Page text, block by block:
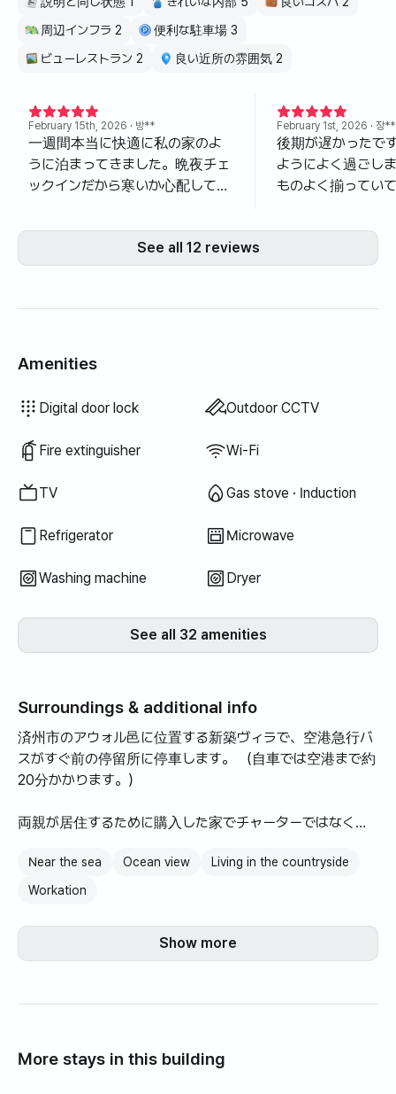
周辺インフラ 2
便利な駐車場 3
ビューレストラン 2
良い近所の雰囲気 2
February 15th, 2026 · 방**
一週間本当に快適に私の家のよ
うに泊まってきました。晩夜チェ
ックインだから寒いか心配してい
てあまりにも暖かく入室しまし
た。いろんなレビューで見たよう
に、本当にないことなく全部あり
「こんなことない」と思っていたの
と楽で、もっと家のように感じら
庫に用意してくださった味噌と醤
油は本当に最高でした。実は家で
ご飯を食べる計画を立てていませ
んでした。必要ならラーメンくら
い煮込んで食べるつもりだったの
に、ホスト様がおばあちゃんが直
接漬けた味噌なのに味噌チゲ煮て
食べたら美味しいだろうとオスス
メをして食べましたが、嘘ひとつ
も保たずにとても美味しかった
メニューをもう一度食べた。味噌
チゲイチオシ！ 私は朝に煮込ん
慮で一週間とても楽に、そして楽
しくよく休んでいきます。感謝の
意で最大限に留まった跡を残さず
に来ました。いつも幸せで健康的
February 1st, 2026 · 장**
後期が遅かったで
ようによく過ごし
ものよく揃ってい
た。毎年済州サル
近く、海まで散歩
があって楽でした
あります。歩くの
ません。ワードロ
See all 12 reviews
Amenities
Digital door lock Outdoor CCTV
Fire extinguisher Wi-Fi
TV Gas stove · Induction
Refrigerator Microwave
Washing machine Dryer
Bedding provided
Air conditioner
Dining table & chairs
Wardrobe
Sofa
Desk
Unavailable:
Key lock
Unavailable:
Security office · Guard
Unavailable:
Shared gas stove · Induction
Unavailable:
Shared refrigerator
Unavailable:
Shared microwave
Unavailable:
Shared washing machine
Unavailable:
Shared dryer
Unavailable:
Extra bedding available
Unavailable:
Boiler (city gas)
Bidet
Hair dryer
Dish cloth
Scrub sponge
Vacuum cleaner
Electric kettle
Rice cooker
Cooking tools (board, knife, scissors, etc.)
Pots & pans
Basic tableware (bowls, cups, etc.)
Elevator
Clothing rack
Fan
LPG gas
Wired internet
Drying rack
Unavailable: Bathtub
Unavailable: Filtered showerhead
Unavailable: Body wash
Unavailable: Shampoo · Conditioner
Unavailable: Soap
Unavailable: Toilet paper
Unavailable: Toothbrush
Unavailable: Toothpaste
Unavailable: Towels
Unavailable: Topper · Foldable mattress
Unavailable: Blinds
Unavailable: Blackout curtains
Unavailable: Broom
Unavailable: Laundry detergent
Unavailable: Fabric softener
Unavailable: Dish soap
Unavailable: Food waste bags
Unavailable: Trash bags
Unavailable: Outdoor BBQ
Unavailable: Free fitness center
Unavailable: Swimming pool
Unavailable: Free shared sauna
Unavailable: Spa · Whirlpool
Unavailable: Jacuzzi · Hinoki bath
Unavailable: Terrace
Unavailable: Floor dining table
Unavailable: Sofa bed
Unavailable: Electric boiler
Unavailable: Kerosene heating
Unavailable: Renewable energy
Unavailable: Projector
Unavailable: Iron
Unavailable: Washer-dryer combo
See all 32 amenities
Surroundings & additional info
済州市のアウォル邑に位置する新築ヴィラで、空港急行バ
スがすぐ前の停留所に停車します。 （自車では空港まで約
20分かかります。）
両親が居住するために購入した家でチャーターではなく売
で、両親一ヶ月生きるのに本当にいいところです。）
館、食堂などの便利な施設が近くにあります。
来るたびに来て、休むことができるそのような心の暖かい
Near the sea Ocean view
Living in the countryside
Workation
Show more
More stays in this building